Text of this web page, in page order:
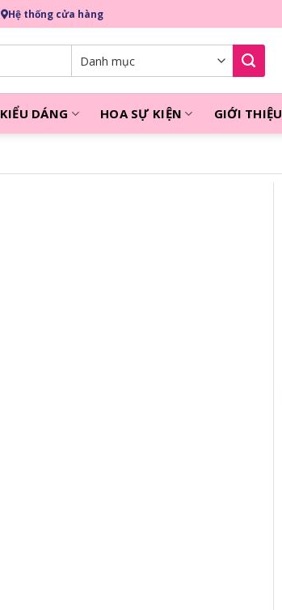
Hệ thống cửa hàng
KIỂU DÁNG HOA SỰ KIỆN GIỚI THIỆU